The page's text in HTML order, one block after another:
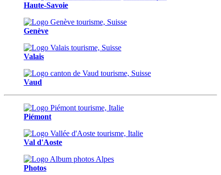
Haute-Savoie
Genève
Valais
Vaud
Piémont
Val d'Aoste
Photos